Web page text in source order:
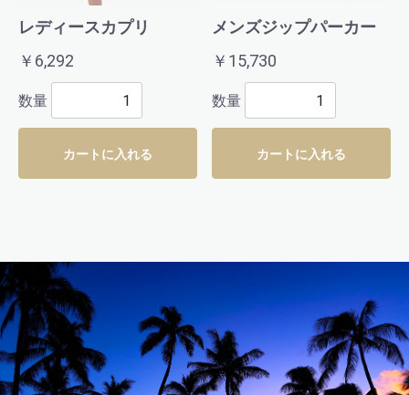
レディースカプリ
￥6,292
数量
カートに入れる
メンズジップパーカー
￥15,730
数量
カートに入れる